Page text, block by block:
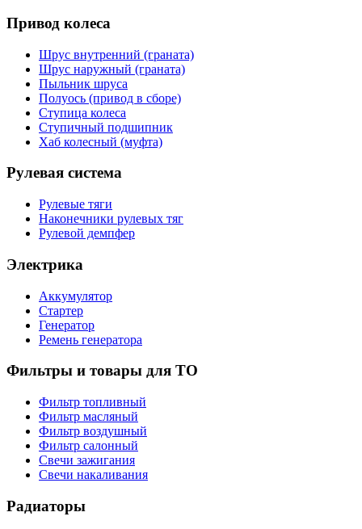
Привод колеса
Шрус внутренний (граната)
Шрус наружный (граната)
Пыльник шруса
Полуось (привод в сборе)
Ступица колеса
Ступичный подшипник
Хаб колесный (муфта)
Рулевая система
Рулевые тяги
Наконечники рулевых тяг
Рулевой демпфер
Электрика
Аккумулятор
Стартер
Генератор
Ремень генератора
Фильтры и товары для ТО
Фильтр топливный
Фильтр масляный
Фильтр воздушный
Фильтр салонный
Свечи зажигания
Свечи накаливания
Радиаторы